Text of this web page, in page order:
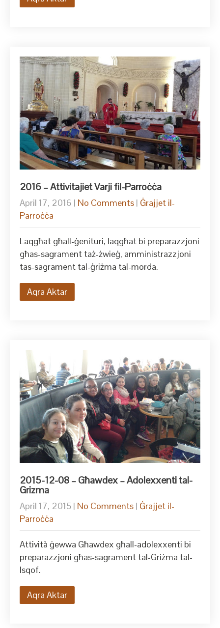
2016 – Attivitajiet Varji fil-Parroċċa
April 17, 2016 | No Comments | Ġrajjet il-
Parroċċa
Laqgħat għall-ġenituri, laqgħat bi preparazzjoni
għas-sagrament taż-żwieġ, amministrazzjoni
tas-sagrament tal-ġriżma tal-morda.
Aqra Aktar
2015-12-08 – Għawdex – Adolexxenti tal-
Grizma
April 17, 2015 | No Comments | Ġrajjet il-
Parroċċa
Attività ġewwa Għawdex għall-adolexxenti bi
preparazzjoni għas-sagrament tal-Griżma tal-
Isqof.
Aqra Aktar